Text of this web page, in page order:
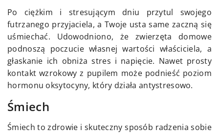
Po ciężkim i stresującym dniu przytul swojego
futrzanego przyjaciela, a Twoje usta same zaczną się
uśmiechać. Udowodniono, że zwierzęta domowe
podnoszą poczucie własnej wartości właściciela, a
głaskanie ich obniża stres i napięcie. Nawet prosty
kontakt wzrokowy z pupilem może podnieść poziom
hormonu oksytocyny, który działa antystresowo.
Śmiech
Śmiech to zdrowie i skuteczny sposób radzenia sobie